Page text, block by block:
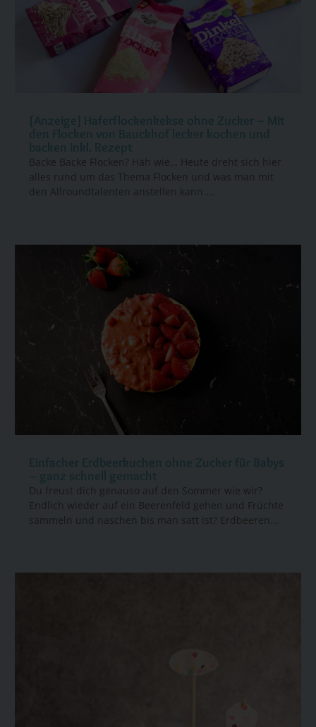
[Anzeige] Haferflockenkekse ohne Zucker – Mit
den Flocken von Bauckhof lecker kochen und
backen inkl. Rezept
Backe Backe Flocken? Häh wie… Heute dreht sich hier
alles rund um das Thema Flocken und was man mit
den Allroundtalenten anstellen kann....
Einfacher Erdbeerkuchen ohne Zucker für Babys
– ganz schnell gemacht
Du freust dich genauso auf den Sommer wie wir?
Endlich wieder auf ein Beerenfeld gehen und Früchte
sammeln und naschen bis man satt ist? Erdbeeren...